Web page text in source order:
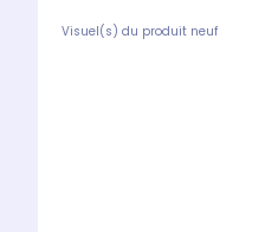
Visuel(s) du produit neuf